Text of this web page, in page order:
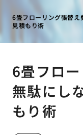
6畳フローリング張替え
見積もり術
6畳フロ
無駄にし
もり術